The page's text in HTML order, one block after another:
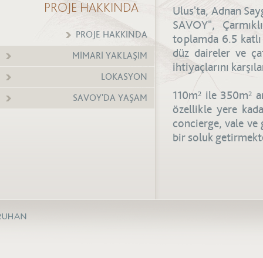
PROJE HAKKINDA
PROJE HAKKINDA
MİMARİ YAKLAŞIM
LOKASYON
SAVOY'DA YAŞAM
Ulus'ta, Adnan
SAVOY",
toplamda 6.5
düz daireler ve
ihtiyaçlarını
110m² ile 350m²
özellikle yere
concierge, vale
bir soluk